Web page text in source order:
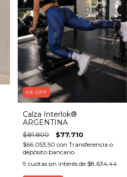
5% OFF
Calza Interlok®
ARGENTINA
$81.800 $77.710
$66.053,50 con Transferencia o
depósito bancario
9 cuotas sin interés de $8.634,44